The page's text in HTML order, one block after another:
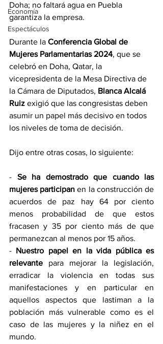
Economía
Espectáculos
Doha; no faltará agua en Puebla
garantiza la empresa.
Durante la Conferencia Global de
Mujeres Parlamentarias 2024, que se
celebró en Doha, Qatar, la
vicepresidenta de la Mesa Directiva de
la Cámara de Diputados, Blanca Alcalá
Ruiz exigió que las congresistas deben
asumir un papel más decisivo en todos
los niveles de toma de decisión.
Dijo entre otras cosas, lo siguiente:
- Se ha demostrado que cuando las
mujeres participan en la construcción de
acuerdos de paz hay 64 por ciento
menos probabilidad de que estos
fracasen y 35 por ciento más de que
permanezcan al menos por 15 años.
- Nuestro papel en la vida pública es
relevante para mejorar la legislación,
erradicar la violencia en todas sus
manifestaciones y en particular en
aquellos aspectos que lastiman a la
población más vulnerable como es el
caso de las mujeres y la niñez en el
mundo.